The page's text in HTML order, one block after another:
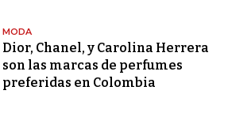
MODA
Dior, Chanel, y Carolina Herrera
son las marcas de perfumes
preferidas en Colombia